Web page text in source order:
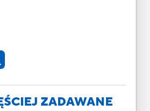
ZADAWANE